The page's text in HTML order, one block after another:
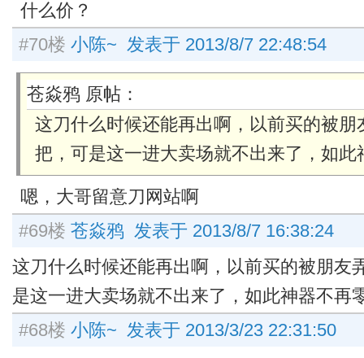
什么价？
#70楼 小陈~ 发表于 2013/8/7 22:48:54
苍焱鸦 原帖：
这刀什么时候还能再出啊，以前买的被
把，可是这一进大卖场就不出来了，如
嗯，大哥留意刀网站啊
#69楼 苍焱鸦 发表于 2013/8/7 16:38:24
这刀什么时候还能再出啊，以前买的被朋友
是这一进大卖场就不出来了，如此神器不再
#68楼 小陈~ 发表于 2013/3/23 22:31:50